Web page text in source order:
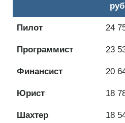
Пилот 24
Программист 23
Финансист 20
Юрист 18
Шахтер 18